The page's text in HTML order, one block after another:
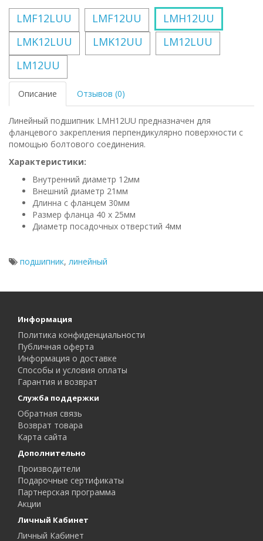
LMF12LUU LMF12UU
LMH12UU
LMK12LUU
LMK12UU
LM12LUU
LM12UU
Описание Отзывов (0)
Линейный подшипник LMH12UU предназначен для
фланцевого закрепления перпендикулярно поверхности с
помощью болтового соединения.
Характеристики:
Внутренний диаметр 12мм
Внешний диаметр 21мм
Длинна с фланцем 30мм
Размер фланца 40 x 25мм
Диаметр посадочных отверстий 4мм
подшипник, линейный
Информация
Политика конфиденциальности
Публичная оферта
Информация о доставке
Способы и условия оплаты
Гарантия и возврат
Служба поддержки
Обратная связь
Возврат товара
Карта сайта
Дополнительно
Производители
Подарочные сертификаты
Партнерская программа
Акции
Личный Кабинет
Личный Кабинет